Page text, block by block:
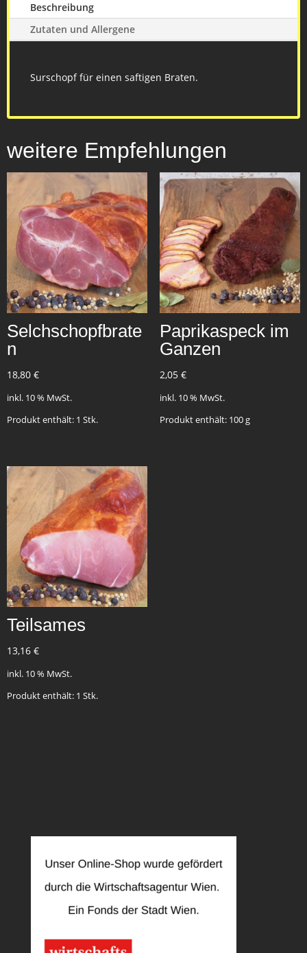
Beschreibung
Zutaten und Allergene
Surschopf für einen saftigen Braten.
weitere Empfehlungen
Selchschopfbrate
n
18,80 €
inkl. 10 % MwSt.
Produkt enthält: 1 Stk.
Paprikaspeck im
Ganzen
2,05 €
inkl. 10 % MwSt.
Produkt enthält: 100g
Teilsames
13,16 €
inkl. 10 % MwSt.
Produkt enthält: 1 Stk.